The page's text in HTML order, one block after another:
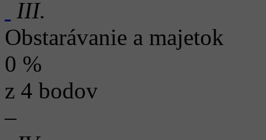
III.
Obstarávanie a majetok
0 %
z 4 bodov
–